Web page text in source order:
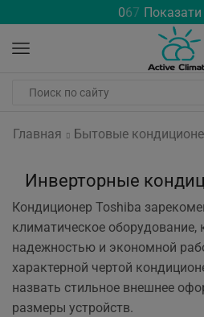
067
Главная Бытовые
Инверторные
Кондиционер Toshiba
климатическое оборудование,
надежностью и экономной
характерной чертой
назвать стильное внешнее
размеры устройств.